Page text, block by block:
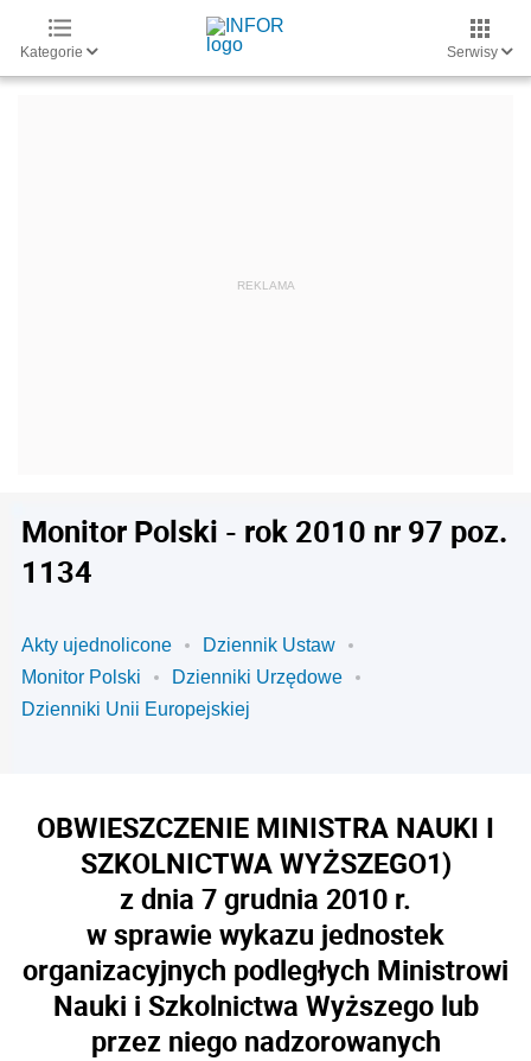
Kategorie Serwisy
Monitor Polski - rok 2010 nr 97 poz.
1134
Akty ujednolicone
Dziennik Ustaw
Monitor Polski
Dzienniki Urzędowe
Dzienniki Unii Europejskiej
OBWIESZCZENIE MINISTRA NAUKI I
SZKOLNICTWA WYŻSZEGO1)
z dnia 7 grudnia 2010 r.
w sprawie wykazu jednostek
organizacyjnych podległych Ministrowi
Nauki i Szkolnictwa Wyższego lub
przez niego nadzorowanych